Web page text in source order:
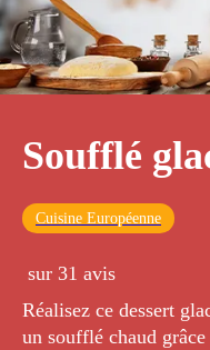
Soufflé
Cuisine Européenne
sur 31 avis
Réalisez ce dessert
un soufflé chaud